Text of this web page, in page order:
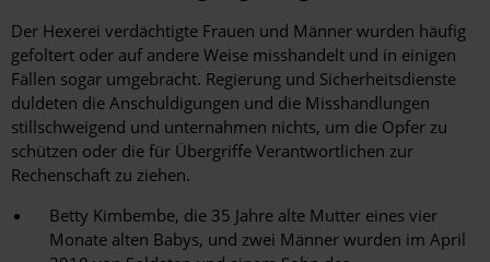
Der Hexerei verdächtigte Frauen und Männer wurden häufig
gefoltert oder auf andere Weise misshandelt und in einigen
Fällen sogar umgebracht. Regierung und Sicherheitsdienste
duldeten die Anschuldigungen und die Misshandlungen
stillschweigend und unternahmen nichts, um die Opfer zu
schützen oder die für Übergriffe Verantwortlichen zur
Rechenschaft zu ziehen.
Betty Kimbembe, die 35 Jahre alte Mutter eines vier
Monate alten Babys, und zwei Männer wurden im April